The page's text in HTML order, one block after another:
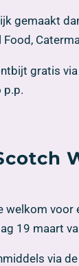
gemaakt
gratis
p.p.
welkom
19 maart
via